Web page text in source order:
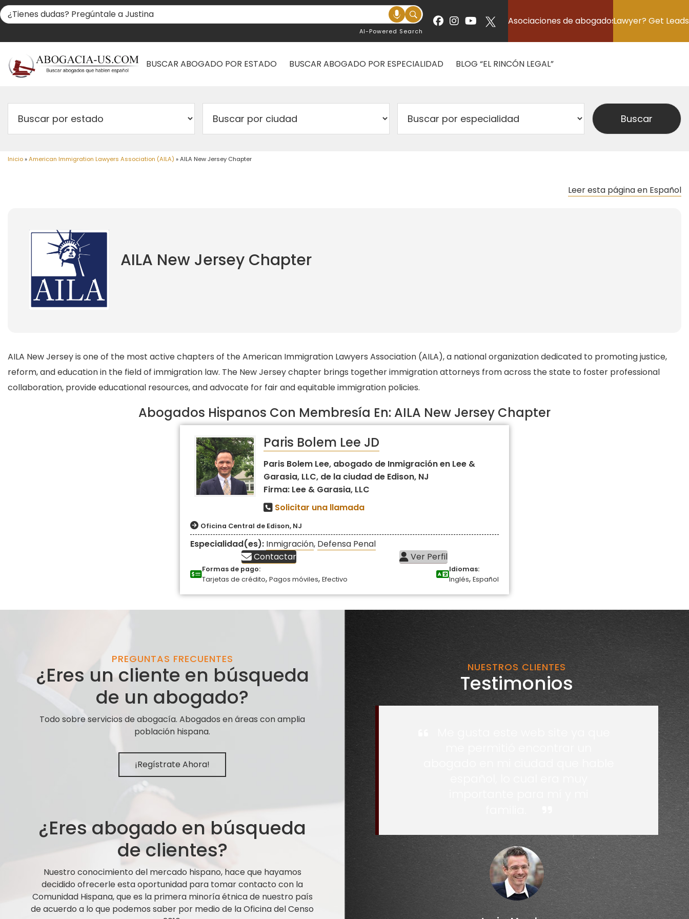
AI-Powered Search
Asociaciones de abogadosLawyer? Get Leads
BUSCAR ABOGADO POR ESTADO BUSCAR ABOGADO POR ESPECIALIDAD BLOG “EL RINCÓN LEGAL”
Inicio»American Immigration Lawyers Association (AILA) »AILA New Jersey Chapter
Leer esta página en Español
AILA New Jersey Chapter
AILA New Jersey is one of the most active chapters of the American Immigration Lawyers Association (AILA), a national organization dedicated to promoting justice,
reform, and education in the field of immigration law. The New Jersey chapter brings together immigration attorneys from across the state to foster professional
collaboration, provide educational resources, and advocate for fair and equitable immigration policies.
Abogados Hispanos Con Membresía En: AILA New Jersey Chapter
Paris Bolem Lee JD
Paris Bolem Lee, abogado de Inmigración en Lee &
Garasia, LLC, de la ciudad de Edison, NJ
Firma: Lee & Garasia, LLC
Solicitar una llamada
Oficina Central de Edison, NJ
Especialidad(es): Inmigración, Defensa Penal
Contactar
Ver Perfil
Formas de pago:
Tarjetas de crédito, Pagos móviles, Efectivo
Idiomas:
Inglés, Español
PREGUNTAS FRECUENTES
¿Eres un cliente en búsqueda
de un abogado?
Todo sobre servicios de abogacía. Abogados en áreas con amplia
población hispana.
¡Regístrate Ahora!
¿Eres abogado en búsqueda
de clientes?
Nuestro conocimiento del mercado hispano, hace que hayamos
decidido ofrecerle esta oportunidad para tomar contacto con la
Comunidad Hispana, que es la primera minoría étnica de nuestro país
de acuerdo a lo que podemos saber por medio de la Oficina del Censo
NUESTROS CLIENTES
Testimonios